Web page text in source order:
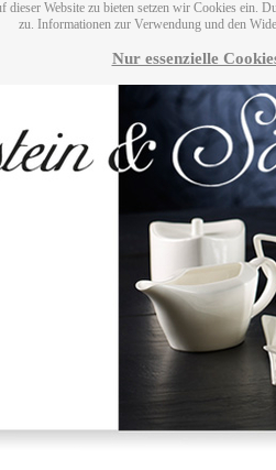
dieser Website zu bieten setzen wir Cookies
zu. Informationen zur Verwendung und den
Nur essenzielle